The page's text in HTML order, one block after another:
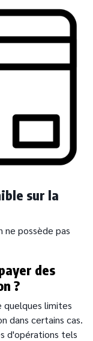
sur la
ne possède pas
des
?
limites
dans certains cas.
d'opérations tels